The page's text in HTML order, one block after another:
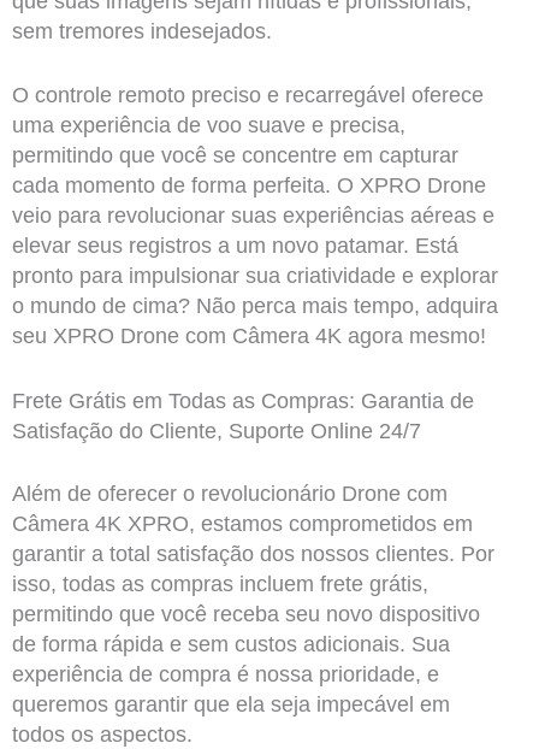
sem tremores indesejados.
O controle remoto preciso e recarregável oferece
uma experiência de voo suave e precisa,
permitindo que você se concentre em capturar
cada momento de forma perfeita. O XPRO Drone
veio para revolucionar suas experiências aéreas e
elevar seus registros a um novo patamar. Está
pronto para impulsionar sua criatividade e explorar
o mundo de cima? Não perca mais tempo, adquira
seu XPRO Drone com Câmera 4K agora mesmo!
Frete Grátis em Todas as Compras: Garantia de
Satisfação do Cliente, Suporte Online 24/7
Além de oferecer o revolucionário Drone com
Câmera 4K XPRO, estamos comprometidos em
garantir a total satisfação dos nossos clientes. Por
isso, todas as compras incluem frete grátis,
permitindo que você receba seu novo dispositivo
de forma rápida e sem custos adicionais. Sua
experiência de compra é nossa prioridade, e
queremos garantir que ela seja impecável em
todos os aspectos.